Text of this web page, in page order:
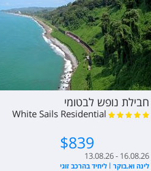
חבילת נופש לבטומי
White Sails Residential
$839
לינה וא.בוקר ליחיד בהרכב זוגי
13.08.26 - 16.08.26